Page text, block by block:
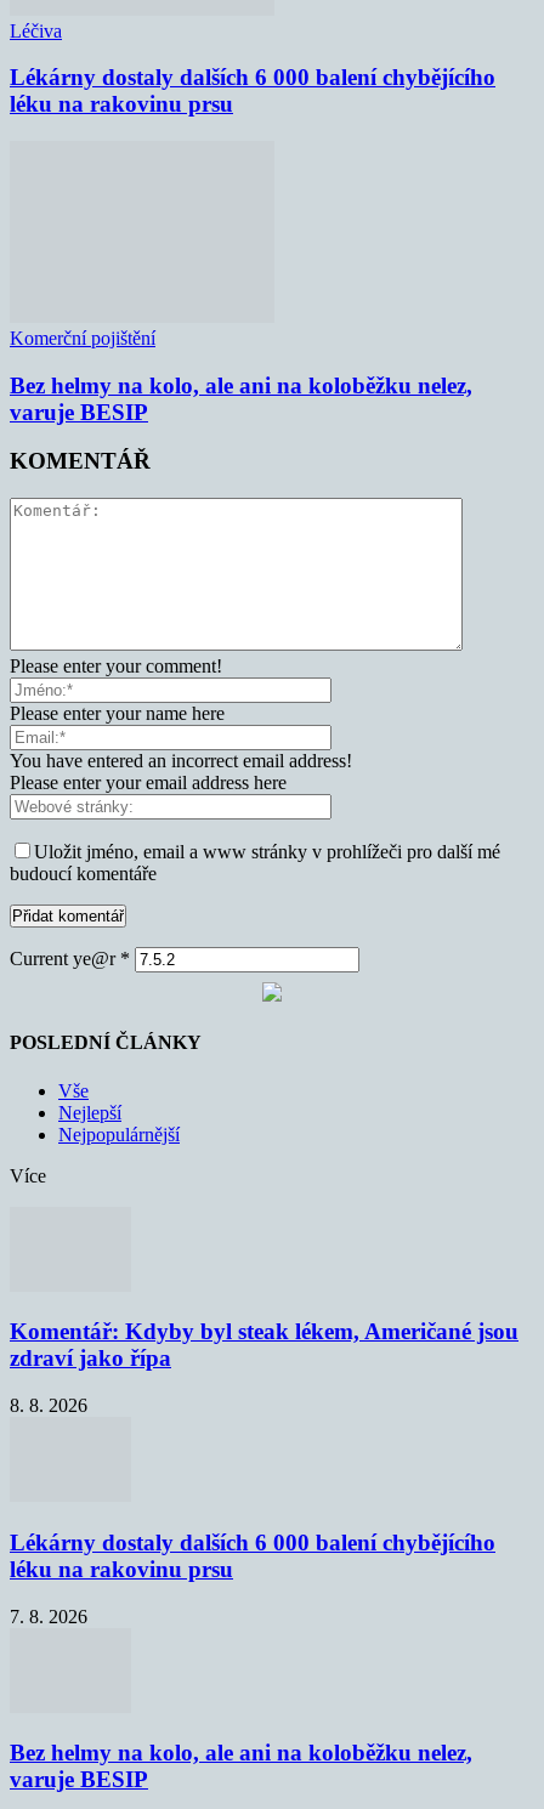
Léčiva
Lékárny dostaly dalších 6 000 balení chybějícího
léku na rakovinu prsu
Komerční pojištění
Bez helmy na kolo, ale ani na koloběžku nelez,
varuje BESIP
KOMENTÁŘ
Please enter your comment!
Please enter your name here
You have entered an incorrect email address!
Please enter your email address here
Uložit jméno, email a www stránky v prohlížeči pro další mé
budoucí komentáře
Current ye@r *
POSLEDNÍ ČLÁNKY
Vše
Nejlepší
Nejpopulárnější
Více
Komentář: Kdyby byl steak lékem, Američané jsou
zdraví jako řípa
8. 8. 2026
Lékárny dostaly dalších 6 000 balení chybějícího
léku na rakovinu prsu
7. 8. 2026
Bez helmy na kolo, ale ani na koloběžku nelez,
varuje BESIP